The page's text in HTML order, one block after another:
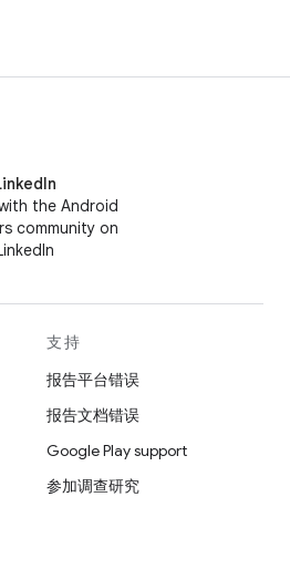
the Android
community on
支持
报告平台错误
报告文档错误
Google Play support
参加调查研究